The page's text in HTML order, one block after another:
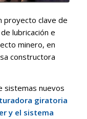
proyecto clave de
lubricación e
minero, en
constructora
sistemas nuevos
giratoria
y el sistema